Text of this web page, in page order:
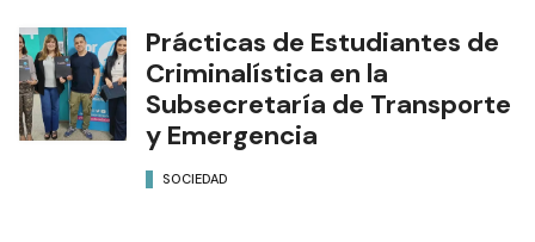
Prácticas de Estudiantes de
Criminalística en la
Subsecretaría de Transporte
y Emergencia
SOCIEDAD